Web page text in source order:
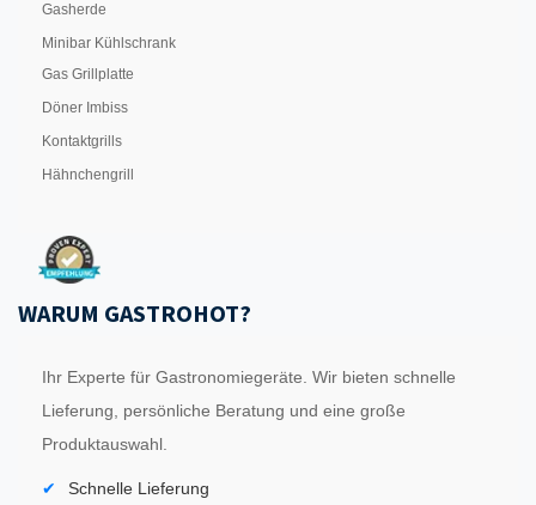
Gasherde
Minibar Kühlschrank
Gas Grillplatte
Döner Imbiss
Kontaktgrills
Hähnchengrill
WARUM GASTROHOT?
Ihr Experte für Gastronomiegeräte. Wir bieten schnelle
Lieferung, persönliche Beratung und eine große
Produktauswahl.
Schnelle Lieferung